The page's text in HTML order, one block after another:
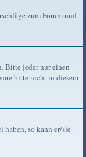
zum Forum und
Bitte jeder nur einen
bitte nicht in diesem
haben, so kann er/sie